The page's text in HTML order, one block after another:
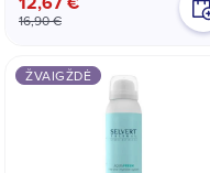
16,90 €
ŽVAIGŽDĖ